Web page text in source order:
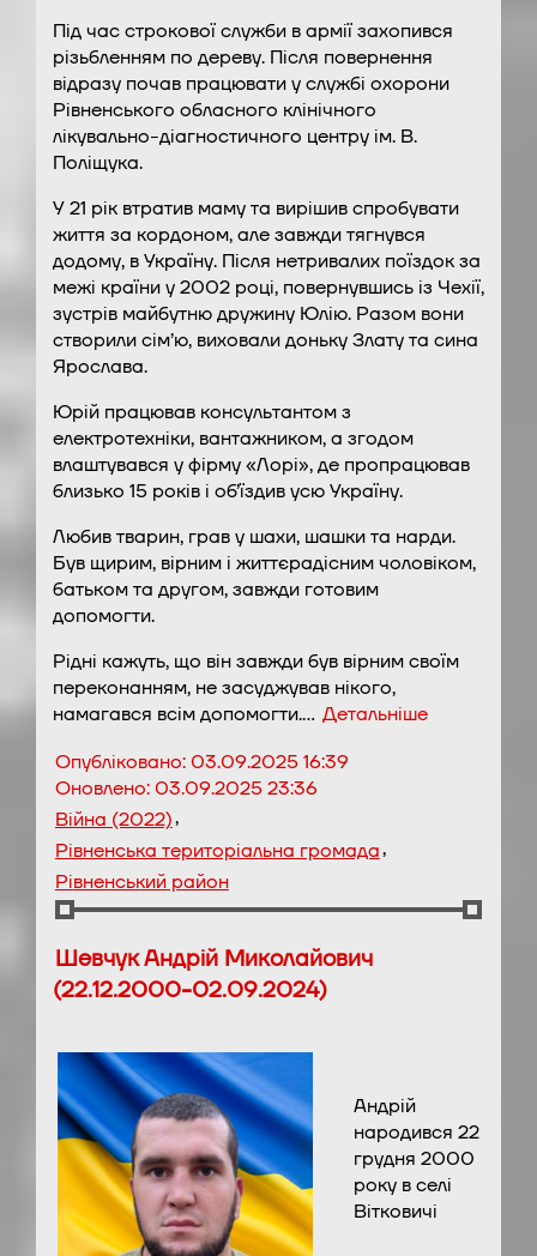
Під час строкової служби в армії захопився
різьбленням по дереву. Після повернення
відразу почав працювати у службі охорони
Рівненського обласного клінічного
лікувально-діагностичного центру ім. В.
Поліщука.
У 21 рік втратив маму та вирішив спробувати
життя за кордоном, але завжди тягнувся
додому, в Україну. Після нетривалих поїздок за
межі країни у 2002 році, повернувшись із Чехії,
зустрів майбутню дружину Юлію. Разом вони
створили сім’ю, виховали доньку Злату та сина
Ярослава.
Юрій працював консультантом з
електротехніки, вантажником, а згодом
влаштувався у фірму «Лорі», де пропрацював
близько 15 років і об’їздив усю Україну.
Любив тварин, грав у шахи, шашки та нарди.
Був щирим, вірним і життєрадісним чоловіком,
батьком та другом, завжди готовим
допомогти.
Рідні кажуть, що він завжди був вірним своїм
переконанням, не засуджував нікого,
намагався всім допомогти.… Детальніше
Опубліковано:03.09.2025 16:39
Оновлено:03.09.2025 23:36
Війна (2022),
Рівненська територіальна громада,
Рівненський район
Шевчук Андрій Миколайович
(22.12.2000-02.09.2024)
Андрій
народився 22
грудня 2000
року в селі
Вітковичі